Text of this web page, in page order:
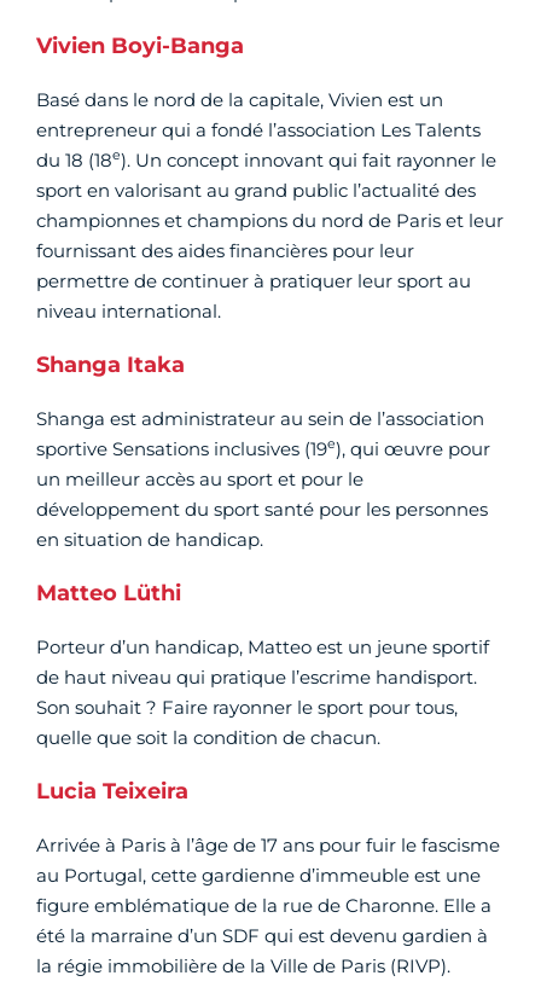
Vivien Boyi-Banga
Basé dans le nord de la capitale, Vivien est un
entrepreneur qui a fondé l’association Les Talents
du 18 (18e). Un concept innovant qui fait rayonner le
sport en valorisant au grand public l’actualité des
championnes et champions du nord de Paris et leur
fournissant des aides financières pour leur
permettre de continuer à pratiquer leur sport au
niveau international.
Shanga Itaka
Shanga est administrateur au sein de l’association
sportive Sensations inclusives (19e), qui œuvre pour
un meilleur accès au sport et pour le
développement du sport santé pour les personnes
en situation de handicap.
Matteo Lüthi
Porteur d’un handicap, Matteo est un jeune sportif
de haut niveau qui pratique l’escrime handisport.
Son souhait ? Faire rayonner le sport pour tous,
quelle que soit la condition de chacun.
Lucia Teixeira
Arrivée à Paris à l’âge de 17 ans pour fuir le fascisme
au Portugal, cette gardienne d’immeuble est une
figure emblématique de la rue de Charonne. Elle a
été la marraine d’un SDF qui est devenu gardien à
la régie immobilière de la Ville de Paris (RIVP).